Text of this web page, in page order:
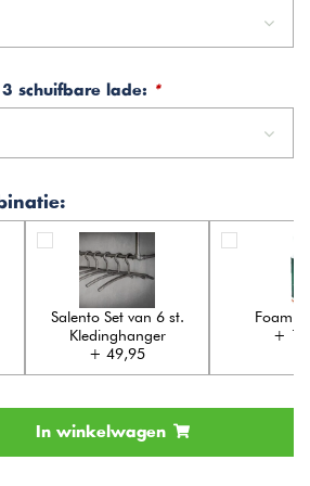
schuifbare lade: *
Salento Set van 6 st.
Kledinghanger
+ 49,95
Foam
+
In winkelwagen